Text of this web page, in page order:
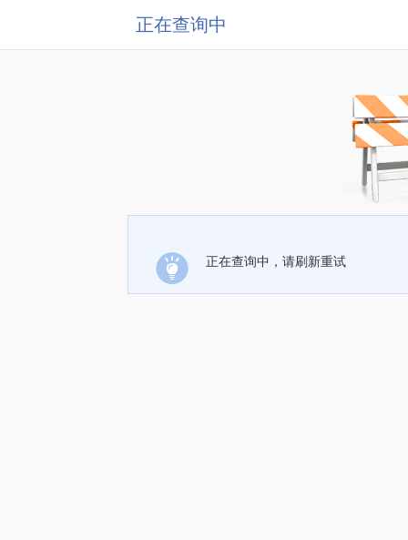
正在查询中
正在查询中，请刷新重试